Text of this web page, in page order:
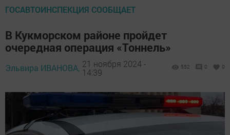
ГОСАВТОИНСПЕКЦИЯ СООБЩАЕТ
В Кукморском районе пройдет
очередная операция «Тоннель»
Эльвира ИВАНОВА, 21 ноября 2024 -
14:39
552 0 0